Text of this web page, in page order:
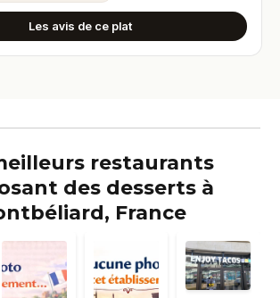
Les avis de ce plat
restaurants
des desserts à
France